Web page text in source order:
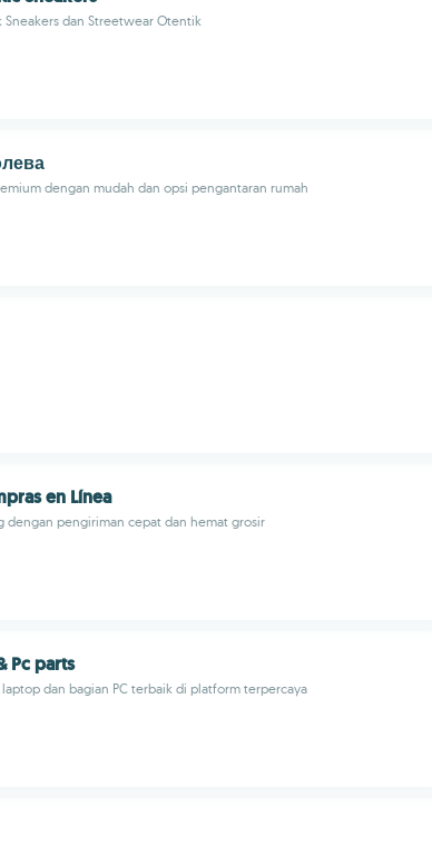
Sneakers dan Streetwear Otentik
dengan mudah dan opsi pengantaran rumah
en Línea
dengan pengiriman cepat dan hemat grosir
Pc parts
dan bagian PC terbaik di platform terpercaya